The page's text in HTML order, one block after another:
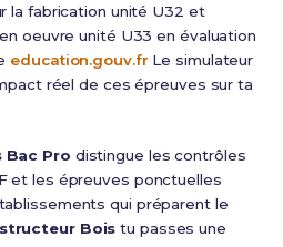
la fabrication unité U32 et
oeuvre unité U33 en évaluation
education.gouv.fr Le simulateur
réel de ces épreuves sur ta
Bac Pro distingue les contrôles
et les épreuves ponctuelles
qui préparent le
Bois tu passes une